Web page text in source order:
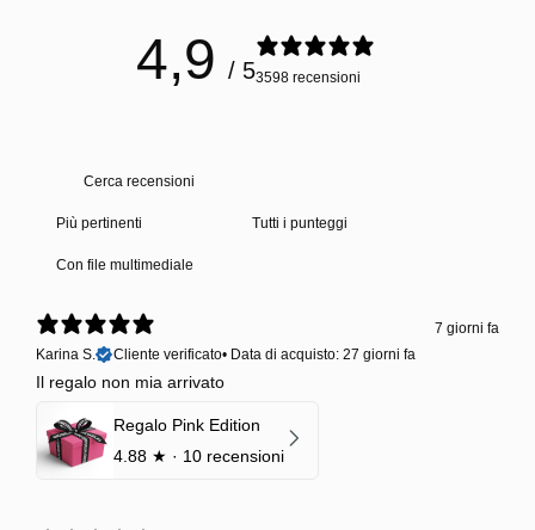
4,9 / 53598 recensioni
Con file multimediale
7 giorni fa
Karina S.
Cliente verificato• Data di acquisto: 27 giorni fa
Il regalo non mia arrivato
Regalo Pink Edition
4.88 ★ · 10 recensioni